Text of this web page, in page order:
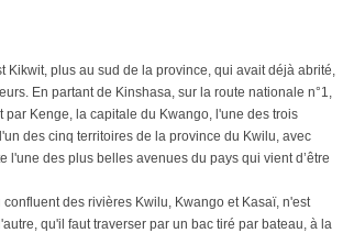
plus au sud de la province, qui avait déjà abrité,
En partant de Kinshasa, sur la route nationale n°1,
Kenge, la capitale du Kwango, l'une des trois
des cinq territoires de la province du Kwilu, avec
l'une des plus belles avenues du pays qui vient d’être
des rivières Kwilu, Kwango et Kasaï, n'est
qu'il faut traverser par un bac tiré par bateau, à la